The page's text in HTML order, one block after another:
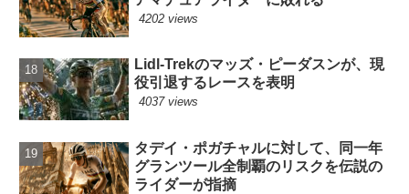
4202 views
Lidl-Trekのマッズ・ピーダスンが、現
役引退するレースを表明
4037 views
タデイ・ポガチャルに対して、同一年
グランツール全制覇のリスクを伝説の
ライダーが指摘